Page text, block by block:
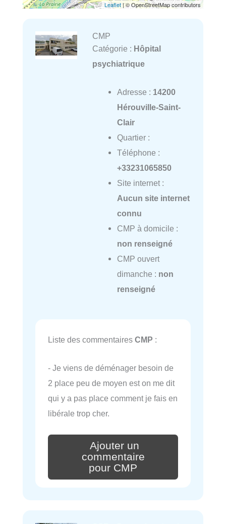
Leaflet| © OpenStreetMap contributors
CMP
Catégorie : Hôpital
psychiatrique
Adresse : 14200
Hérouville-Saint-
Clair
Quartier :
Téléphone :
+33231065850
Site internet :
Aucun site internet
connu
CMP à domicile :
non renseigné
CMP ouvert
dimanche : non
renseigné
Liste des commentaires CMP :
- Je viens de déménager besoin de
2 place peu de moyen est on me dit
qui y a pas place comment je fais en
libérale trop cher.
Ajouter un
commentaire
pour CMP